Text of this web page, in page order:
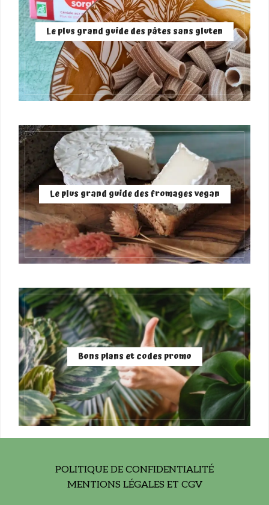
Le plus grand guide des pâtes sans gluten
Le plus grand guide des fromages vegan
Bons plans et codes promo
POLITIQUE DE CONFIDENTIALITÉ
MENTIONS LÉGALES ET CGV